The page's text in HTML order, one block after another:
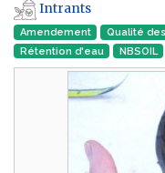
Aller à :navigation
Intrants
Amendement Qualité
Rétention d'eau
NBSOIL